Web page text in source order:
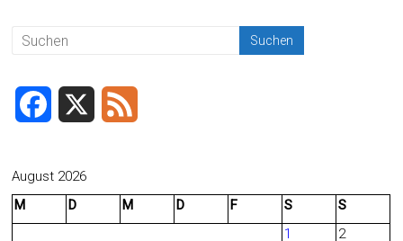
c
August 2026
M
D M D F S
S
1
2